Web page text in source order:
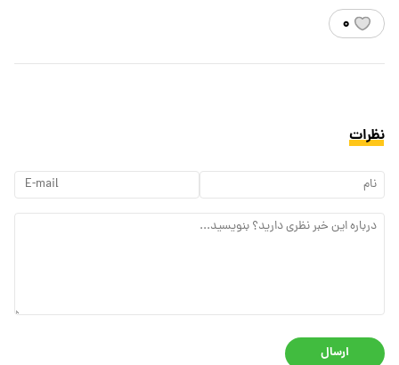
۰
نظرات
ارسال